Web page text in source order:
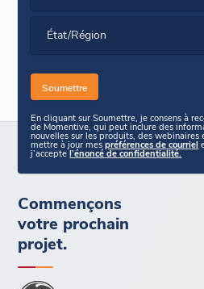
État/Région
En cliquant sur Soumettre, je consens à
de Momentive, qui peut inclure des
nouvelles sur les produits, des webinaires
mettre à jour mespréférences de courriel
j’acceptel’énoncé de confidentialité.
Commençons
votre prochain
projet.